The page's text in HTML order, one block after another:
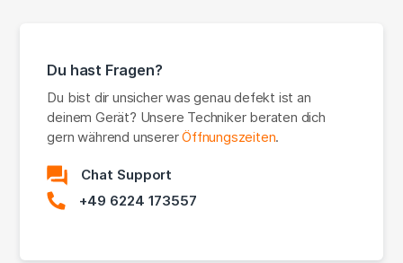
Du hast Fragen?
Du bist dir unsicher was genau defekt ist an
deinem Gerät? Unsere Techniker beraten dich
gern während unsererÖffnungszeiten.
Chat Support
+49 6224 173557